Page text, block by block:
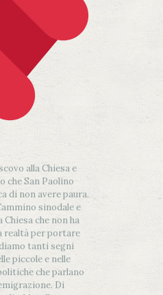
alla Chiesa e
che San Paolino
di non avere paura.
sinodale e
che non ha
realtà per portare
tanti segni
piccole e nelle
che parlano
Di